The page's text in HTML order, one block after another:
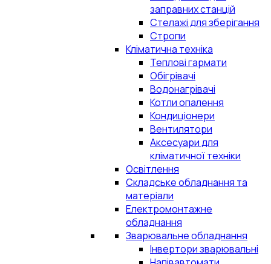
заправних станцій
Стелажі для зберігання
Стропи
Кліматична техніка
Теплові гармати
Обігрівачі
Водонагрівачі
Котли опалення
Кондиціонери
Вентилятори
Аксесуари для
кліматичної техніки
Освітлення
Складське обладнання та
матеріали
Електромонтажне
обладнання
Зварювальне обладнання
Інвертори зварювальні